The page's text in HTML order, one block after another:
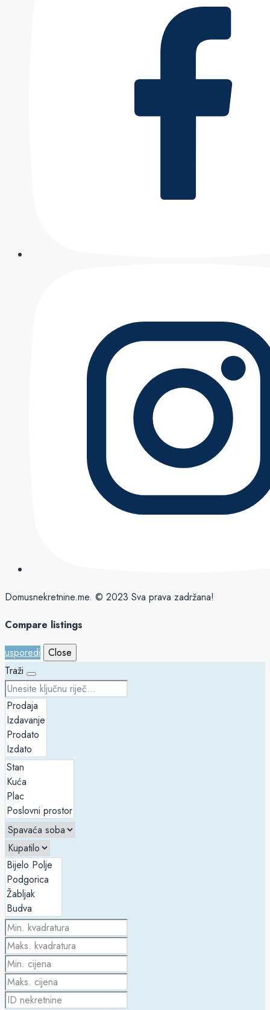
Domusnekretnine.me. © 2023 Sva prava zadržana!
Compare listings
usporedi
Close
Traži